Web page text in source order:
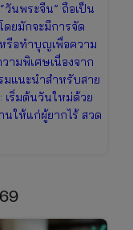
วันพระจีน” ถือเป็น
ยมักจะมีการจัด
รือทำบุญเพื่อความ
ามพิเศษเนื่องจาก
แนะนำสำหรับสาย
ริ่มต้นวันใหม่ด้วย
ให้แก่ผู้ยากไร้ สวด